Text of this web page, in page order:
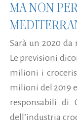
MA NON
Sarà un 2020
Le previsioni
milioni i
milioni del 2019
responsabili di
dell’industria